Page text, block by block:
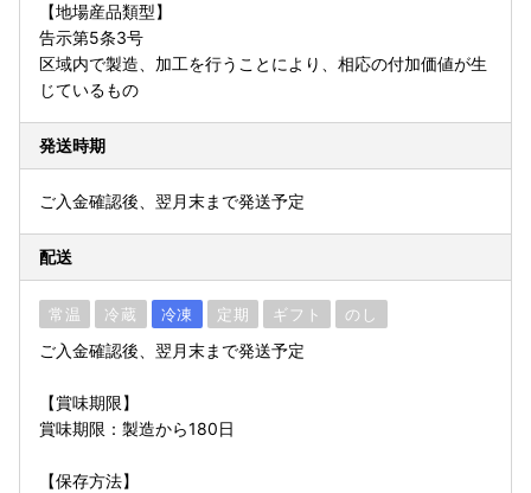
【地場産品類型】
告示第5条3号
区域内で製造、加工を行うことにより、相応の付加価値が生
じているもの
発送時期
ご入金確認後、翌月末まで発送予定
配送
常温 冷蔵 冷凍 定期 ギフト のし
ご入金確認後、翌月末まで発送予定
【賞味期限】
賞味期限：製造から180日
【保存方法】